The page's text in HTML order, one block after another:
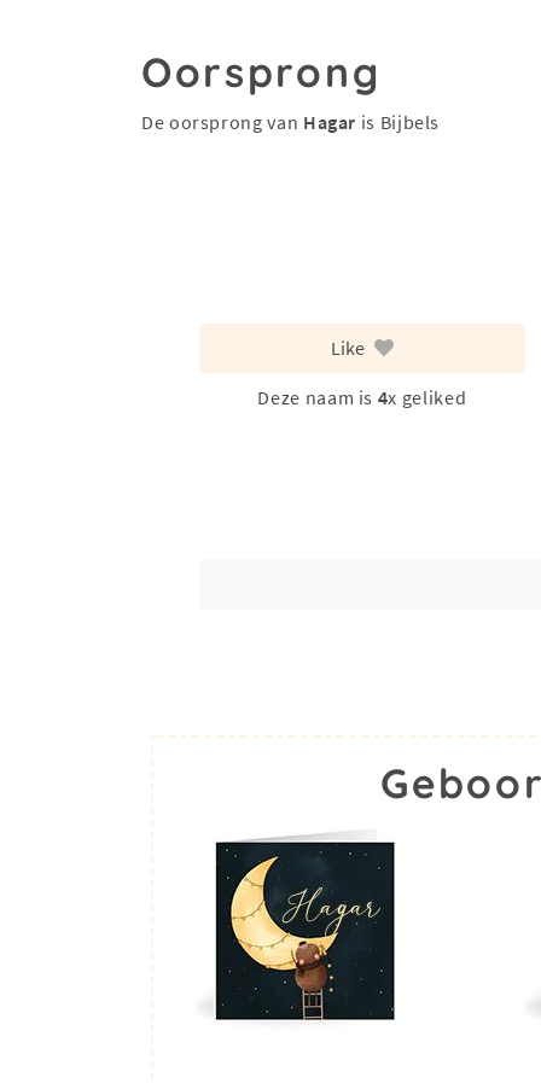
Oorsprong
De oorsprong van Hagar is Bijbels
Like
Deze naam is 4x geliked